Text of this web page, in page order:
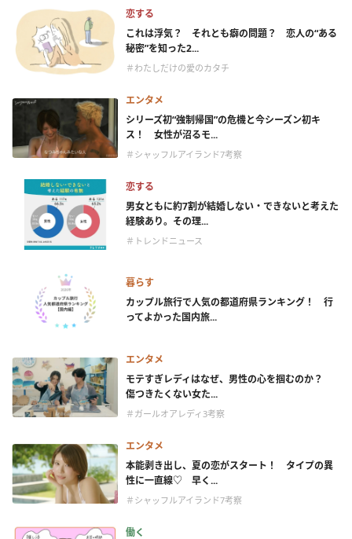
恋する
これは浮気？ それとも癖の問題？ 恋人の“ある
秘密”を知った2...
＃わたしだけの愛のカタチ
エンタメ
シリーズ初“強制帰国”の危機と今シーズン初キ
ス！ 女性が沼るモ...
＃シャッフルアイランド7考察
恋する
男女ともに約7割が結婚しない・できないと考えた
経験あり。その理...
＃トレンドニュース
暮らす
カップル旅行で人気の都道府県ランキング！ 行
ってよかった国内旅...
エンタメ
モテすぎレディはなぜ、男性の心を掴むのか？
傷つきたくない女た...
＃ガールオアレディ3考察
エンタメ
本能剥き出し、夏の恋がスタート！ タイプの異
性に一直線♡ 早く...
＃シャッフルアイランド7考察
働く